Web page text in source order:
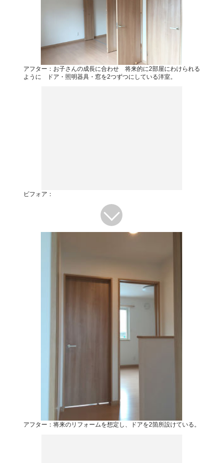
アフター：お子さんの成長に合わせ 将来的に2部屋にわけられる
ように ドア・照明器具・窓を2つずつにしている洋室。
ビフォア：
アフター：将来のリフォームを想定し、ドアを2箇所設けている。